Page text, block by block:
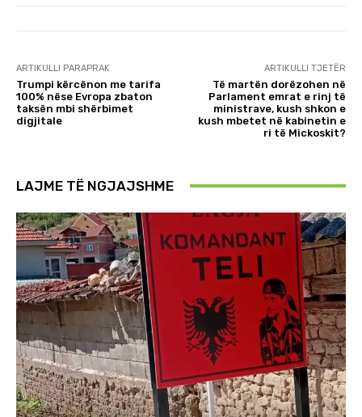
ARTIKULLI PARAPRAK
Trumpi kërcënon me tarifa
100% nëse Evropa zbaton
taksën mbi shërbimet
digjitale
ARTIKULLI TJETËR
Të martën dorëzohen në
Parlament emrat e rinj të
ministrave, kush shkon e
kush mbetet në kabinetin e
ri të Mickoskit?
LAJME TË NGJAJSHME